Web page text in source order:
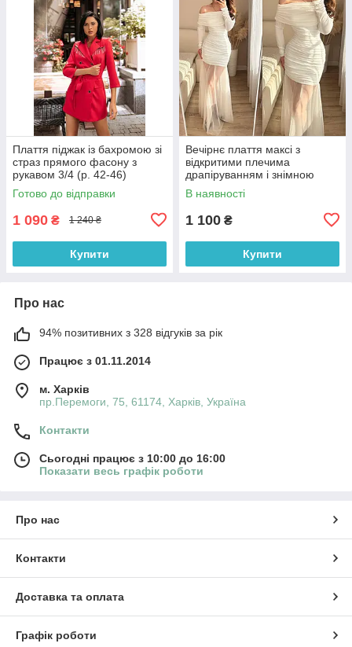
Плаття піджак із бахромою зі
страз прямого фасону з
рукавом 3/4 (р. 42-46)
66032050Qr
Готово до відправки
1 090 ₴ 1 240 ₴
Купити
Вечірнє плаття максі з
відкритими плечима
драпіруванням і знімною
фатиновою спідницею (р. 42-
46) 33036307
В наявності
1 100 ₴
Купити
Про нас
94% позитивних з 328 відгуків за рік
Працює з 01.11.2014
м. Харків
пр.Перемоги, 75, 61174, Харків, Україна
Контакти
Сьогодні працює з 10:00 до 16:00
Показати весь графік роботи
Про нас
Контакти
Доставка та оплата
Графік роботи